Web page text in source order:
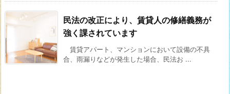
民法の改正により、賃貸人の修繕義務が
強く課されています
賃貸アパート、マンションにおいて設備の不具
合、雨漏りなどが発生した場合、民法お ...